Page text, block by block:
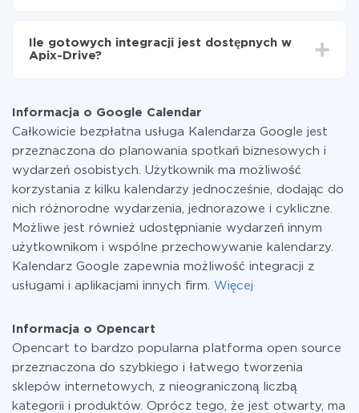
Płacisz tylko za ilość danych, która faktycznie jest
przekazywana z jednego z Twoich systemów do
w razie potrzeby przełączyć się na płatną. Więcej
informacji otaryfach
Ile gotowych integracji jest dostępnych w
Apix-Drive?
Informacja o Google Calendar
Całkowicie bezpłatna usługa Kalendarza Google jest
przeznaczona do planowania spotkań biznesowych i
wydarzeń osobistych. Użytkownik ma możliwość
korzystania z kilku kalendarzy jednocześnie, dodając do
nich różnorodne wydarzenia, jednorazowe i cykliczne.
Możliwe jest również udostępnianie wydarzeń innym
użytkownikom i wspólne przechowywanie kalendarzy.
Kalendarz Google zapewnia możliwość integracji z
usługami i aplikacjami innych firm. Więcej
Informacja o Opencart
Opencart to bardzo popularna platforma open source
przeznaczona do szybkiego i łatwego tworzenia
sklepów internetowych, z nieograniczoną liczbą
kategorii i produktów. Oprócz tego, że jest otwarty, ma